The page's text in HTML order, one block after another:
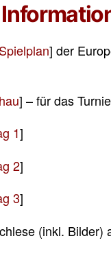
Spielplan] der
] – für das
1]
2]
3]
(inkl. Bilder)